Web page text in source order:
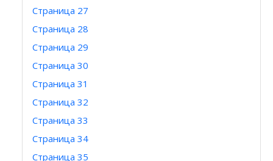
Страница 27
Страница 28
Страница 29
Страница 30
Страница 31
Страница 32
Страница 33
Страница 34
Страница 35